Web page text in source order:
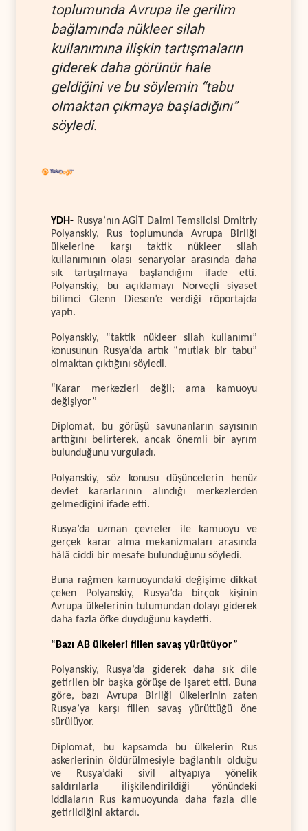
toplumunda Avrupa ile gerilim
bağlamında nükleer silah
kullanımına ilişkin tartışmaların
giderek daha görünür hale
geldiğini ve bu söylemin “tabu
olmaktan çıkmaya başladığını”
söyledi.
YDH- Rusya’nın AGİT Daimi Temsilcisi Dmitriy
Polyanskiy, Rus toplumunda Avrupa Birliği
ülkelerine karşı taktik nükleer silah
kullanımının olası senaryolar arasında daha
sık tartışılmaya başlandığını ifade etti.
Polyanskiy, bu açıklamayı Norveçli siyaset
bilimci Glenn Diesen’e verdiği röportajda
yaptı.
Polyanskiy, “taktik nükleer silah kullanımı”
konusunun Rusya’da artık “mutlak bir tabu”
olmaktan çıktığını söyledi.
“Karar merkezleri değil; ama kamuoyu
değişiyor”
Diplomat, bu görüşü savunanların sayısının
arttığını belirterek, ancak önemli bir ayrım
bulunduğunu vurguladı.
Polyanskiy, söz konusu düşüncelerin henüz
devlet kararlarının alındığı merkezlerden
gelmediğini ifade etti.
Rusya’da uzman çevreler ile kamuoyu ve
gerçek karar alma mekanizmaları arasında
hâlâ ciddi bir mesafe bulunduğunu söyledi.
Buna rağmen kamuoyundaki değişime dikkat
çeken Polyanskiy, Rusya’da birçok kişinin
Avrupa ülkelerinin tutumundan dolayı giderek
daha fazla öfke duyduğunu kaydetti.
“Bazı AB ülkeleri fiilen savaş yürütüyor”
Polyanskiy, Rusya’da giderek daha sık dile
getirilen bir başka görüşe de işaret etti. Buna
göre, bazı Avrupa Birliği ülkelerinin zaten
Rusya’ya karşı fiilen savaş yürüttüğü öne
sürülüyor.
Diplomat, bu kapsamda bu ülkelerin Rus
askerlerinin öldürülmesiyle bağlantılı olduğu
ve Rusya’daki sivil altyapıya yönelik
saldırılarla ilişkilendirildiği yönündeki
iddiaların Rus kamuoyunda daha fazla dile
getirildiğini aktardı.